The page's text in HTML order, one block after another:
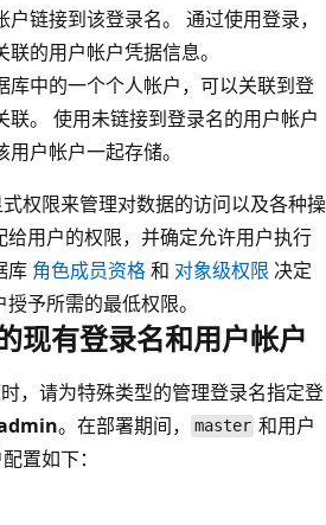
链接到该登录名。 通过使用登录，
的用户帐户凭据信息。
库中的一个个人帐户，可以关联到登
联。 使用未链接到登录名的用户帐户
户帐户一起存储。
权限来管理对数据的访问以及各种操
用户的权限，并确定允许用户执行
库 角色成员资格和 对象级权限 决定
予所需的最低权限。
现有登录名和用户帐户
，请为特殊类型的管理登录名指定登
。在部署期间， master 和用户
置如下：